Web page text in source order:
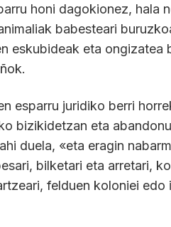
honi dagokionez, hala
babesteari
eskubideak eta ongizatea
esparru juridiko berri
bizikidetzan eta
duela, «eta eragin
bilketari eta arretari,
felduen koloniei